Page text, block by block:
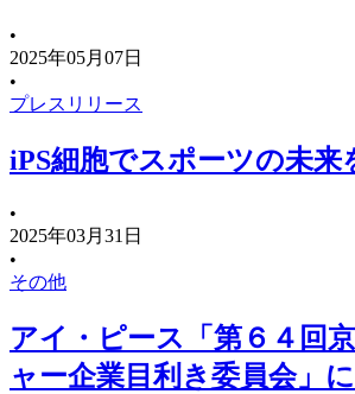
iPS細胞でスポーツの未来
•
2025年05月07日
•
プレスリリース
アイ・ピース「第６４回
ャー企業目利き委員会」
•
2025年03月31日
•
その他